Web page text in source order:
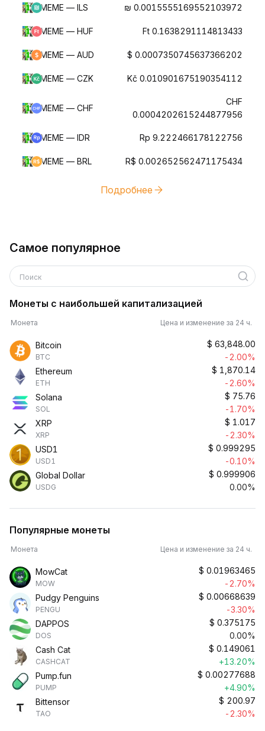
MEME — ILS ₪ 0.0015555169552103972
MEME — HUF Ft 0.1638291114813433
MEME — AUD $ 0.0007350745637366202
MEME — CZK Kč 0.010901675190354112
MEME — CHF
CHF
0.0004202615244877956
MEME — IDR Rp 9.222466178122756
MEME — BRL R$ 0.002652562471175434
Подробнее
Самое популярное
Поиск
Монеты с наибольшей капитализацией
Монета Цена и изменение за 24 ч.
Bitcoin
BTC
$ 63,848.00
-2.00%
Ethereum
ETH
$ 1,870.14
-2.60%
Solana
SOL
$ 75.76
-1.70%
XRP
XRP
$ 1.017
-2.30%
USD1
USD1
$ 0.999295
-0.10%
Global Dollar
USDG
$ 0.999906
0.00%
Популярные монеты
Монета Цена и изменение за 24 ч.
MowCat
MOW
$ 0.01963465
-2.70%
Pudgy Penguins
PENGU
$ 0.00668639
-3.30%
DAPPOS
DOS
$ 0.375175
0.00%
Cash Cat
CASHCAT
$ 0.149061
+13.20%
Pump.fun
PUMP
$ 0.00277688
+4.90%
Bittensor
TAO
$ 200.97
-2.30%